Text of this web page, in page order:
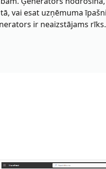
vai esat uzņēmuma
ir neaizstājams